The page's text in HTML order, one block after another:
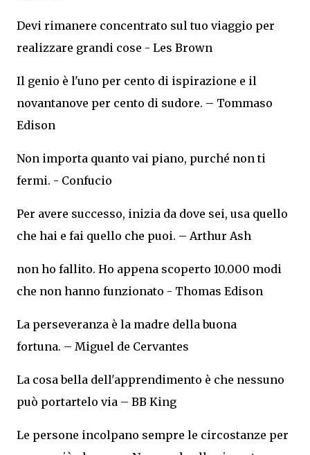
Devi rimanere concentrato sul tuo viaggio per
realizzare grandi cose - Les Brown
Il genio è l'uno per cento di ispirazione e il
novantanove per cento di sudore. – Tommaso
Edison
Non importa quanto vai piano, purché non ti
fermi. - Confucio
Per avere successo, inizia da dove sei, usa quello
che hai e fai quello che puoi. – Arthur Ash
non ho fallito. Ho appena scoperto 10.000 modi
che non hanno funzionato - Thomas Edison
La perseveranza è la madre della buona
fortuna. – Miguel de Cervantes
La cosa bella dell'apprendimento è che nessuno
può portartelo via – BB King
Le persone incolpano sempre le circostanze per